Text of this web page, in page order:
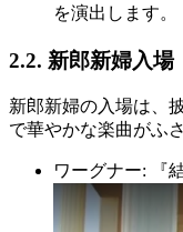
を演出します。
2.2. 新郎新婦入場
新郎新婦の入場は、
で華やかな楽曲がふ
ワーグナー: 『